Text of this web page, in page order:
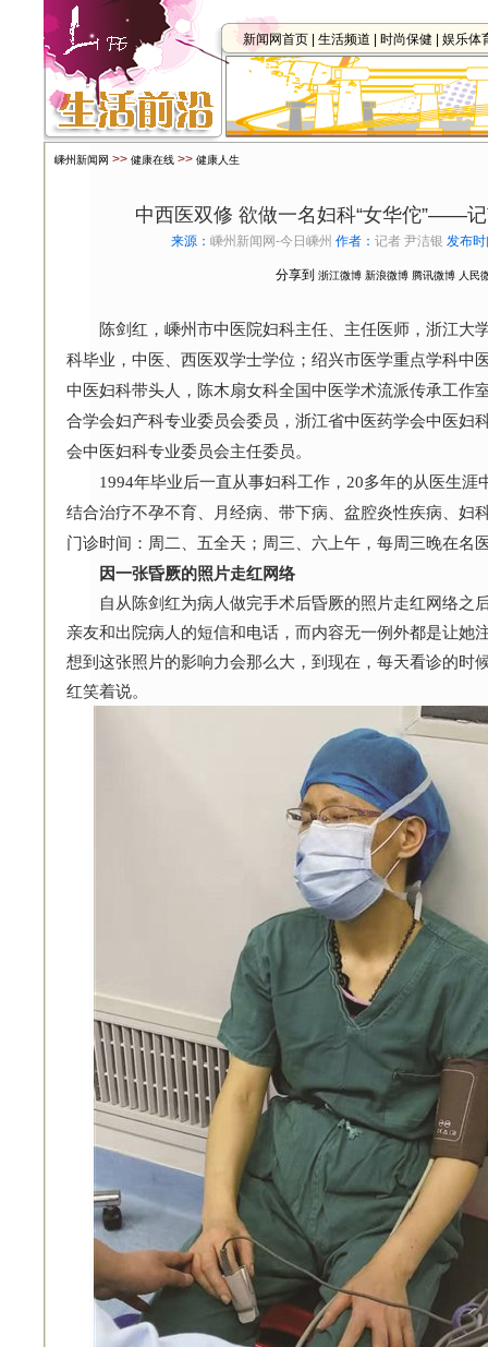
新闻网首页 生活频道 时尚保健 娱乐体
嵊州新闻网 >> 健康在线 >> 健康人生
中西医双修 欲做一名妇科“女华佗”——
来源： 嵊州新闻网-今日嵊州 作者： 记者 尹洁银 发布
分享到 浙江微博 新浪微博 腾讯微博 人民
陈剑红，嵊州市中医院妇科主任、主任医师，浙江大
科毕业，中医、西医双学士学位；绍兴市医学重点学科中
中医妇科带头人，陈木扇女科全国中医学术流派传承工作
合学会妇产科专业委员会委员，浙江省中医药学会中医妇
会中医妇科专业委员会主任委员。
1994年毕业后一直从事妇科工作，20多年的从医生涯
结合治疗不孕不育、月经病、带下病、盆腔炎性疾病、妇
门诊时间：周二、五全天；周三、六上午，每周三晚在名
因一张昏厥的照片走红网络
自从陈剑红为病人做完手术后昏厥的照片走红网络之
亲友和出院病人的短信和电话，而内容无一例外都是让她
想到这张照片的影响力会那么大，到现在，每天看诊的时
红笑着说。